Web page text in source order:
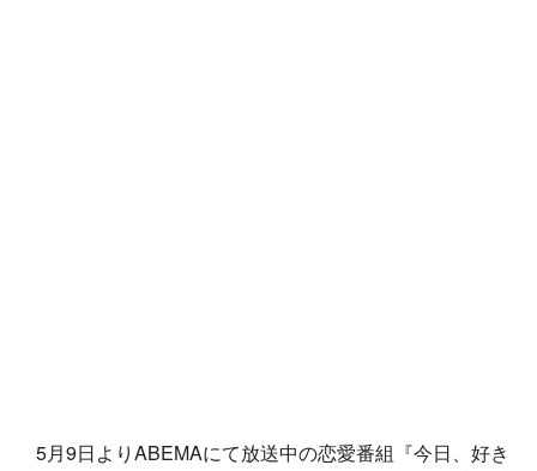
5月9日よりABEMAにて放送中の恋愛番組『今日、好き